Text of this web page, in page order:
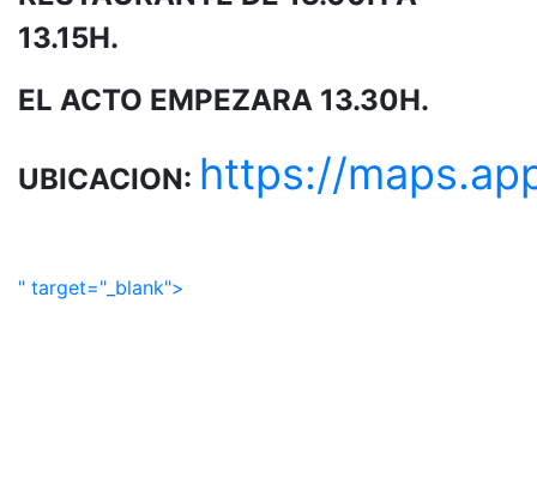
13.15H.
EL ACTO EMPEZARA 13.30H.
UBICACION: https://
" target="_blank">